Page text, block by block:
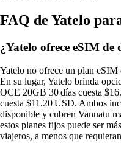
FAQ de Yatelo
¿Yatelo ofrece eSIM
Yatelo no ofrece un plan eSIM
En su lugar, Yatelo brinda
OCE 20GB 30 días cuesta
cuesta $11.20 USD. Ambos
disponible y cubren Vanuatu
estos planes fijos puede ser
viajeros, a menos que